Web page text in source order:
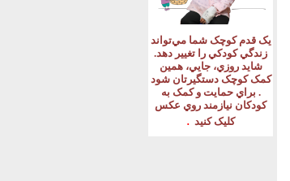
يک قدم کوچک شما مي‌تواند
زندگي کودکي را تغيير دهد.
شايد روزي، جايي، همين
کمک کوچک دستگيرتان شود
. براي حمايت و کمک به
کودکان نيازمند روي عکس
کليک کنيد .